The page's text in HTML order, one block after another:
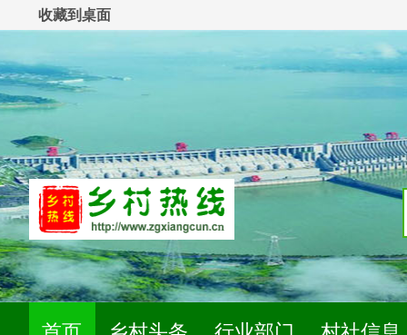
收藏到桌面